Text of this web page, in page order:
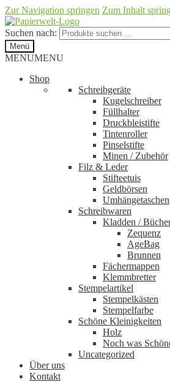
Zur Navigation springen Zum Inhalt
Suchen nach:
Menü
MENUMENU
Shop
Schreibgeräte
Kugelschreiber
Füllhalter
Druckbleistifte
Tintenroller
Pinselstifte
Minen / Zubehör
Filz & Leder
Stifteetuis
Geldbörsen
Umhängetaschen
Schreibwaren
Kladden /
Zequenz
AgeBag
Brunnen
Fächermappen
Klemmbretter
Stempelartikel
Stempelkästen
Stempelfarbe
Schöne Kleinigkeiten
Holz
Noch was
Uncategorized
Über uns
Kontakt